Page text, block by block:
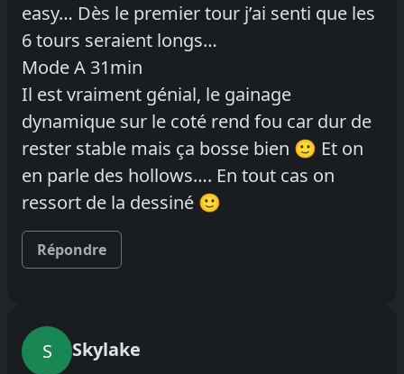
easy… Dès le premier tour j’ai senti que les
6 tours seraient longs…
Mode A 31min
Il est vraiment génial, le gainage
dynamique sur le coté rend fou car dur de
rester stable mais ça bosse bien 🙂 Et on
en parle des hollows…. En tout cas on
ressort de la dessiné 🙂
Répondre
S
Skylake